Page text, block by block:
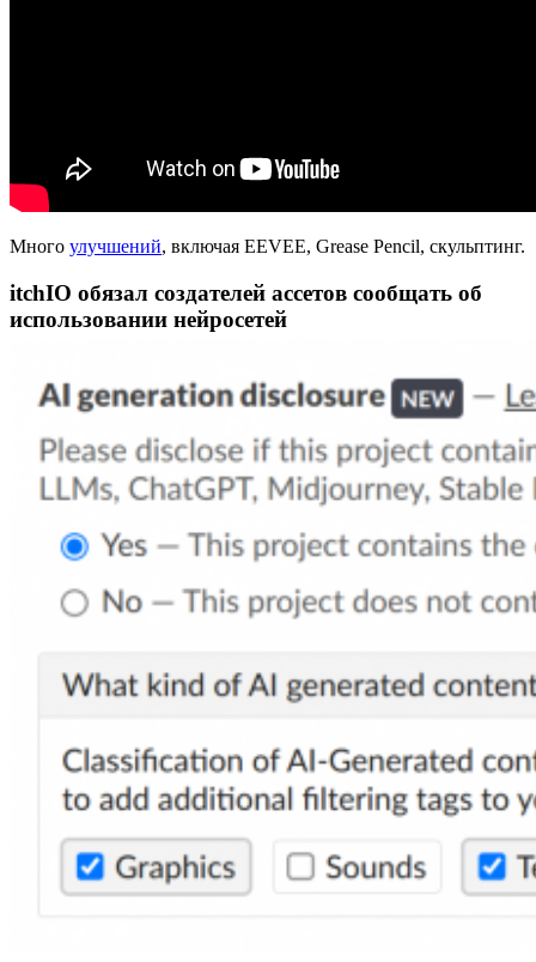
Много улучшений, включая EEVEE, Grease Pencil, скульптинг.
itchIO обязал создателей ассетов сообщать об
использовании нейросетей